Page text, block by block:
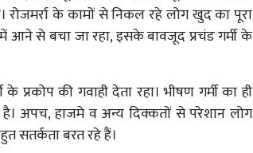
के कामों से निकल रहे लोग खुद का पूरा
से बचा जा रहा, इसके बावजूद प्रचंड गर्मी के
के प्रकोप की गवाही देता रहा। भीषण गर्मी का ही
अपच, हाजमे व अन्य दिक्कतों से परेशान लोग
सतर्कता बरत रहे हैं।